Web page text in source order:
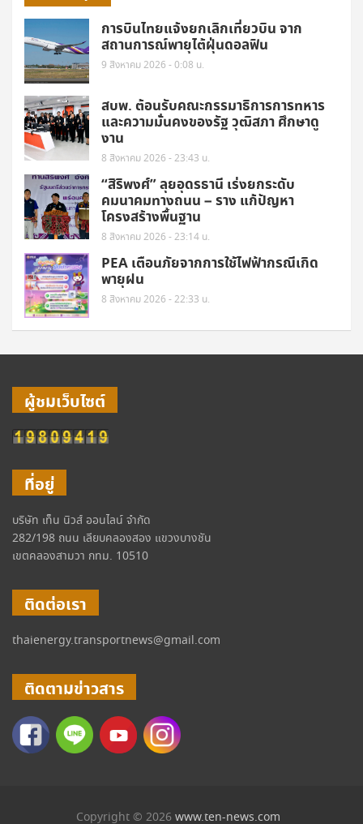
การบินไทยแจ้งยกเลิกเที่ยวบิน จาก
สถานการณ์พายุไต้ฝุ่นดอลฟิน
9 สิงหาคม 2026 - 0:08 น.
สบพ. ต้อนรับคณะกรรมาธิการการทหาร
และความมั่นคงของรัฐ วุฒิสภา ศึกษาดู
งาน
8 สิงหาคม 2026 - 23:43 น.
“สิริพงศ์” ลุยอุดรธานี เร่งยกระดับ
คมนาคมทางถนน – ราง แก้ปัญหา
โครงสร้างพื้นฐาน
8 สิงหาคม 2026 - 23:14 น.
PEA เตือนภัยจากการใช้ไฟฟ้ากรณีเกิด
พายุฝน
8 สิงหาคม 2026 - 22:33 น.
ผู้ชมเว็บไซต์
ที่อยู่
บริษัท เท็น นิวส์ ออนไลน์ จำกัด
282/198 ถนน เลียบคลองสอง แขวงบางชัน
เขตคลองสามวา กทม. 10510
ติดต่อเรา
thaienergy.transportnews@gmail.com
ติดตามข่าวสาร
Copyright © 2026 www.ten-news.com